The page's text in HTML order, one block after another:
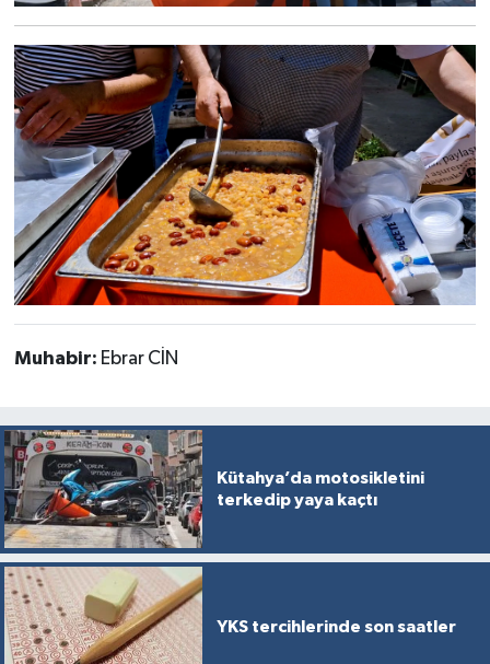
Muhabir: Ebrar CİN
Kütahya’da motosikletini
terkedip yaya kaçtı
YKS tercihlerinde son saatler